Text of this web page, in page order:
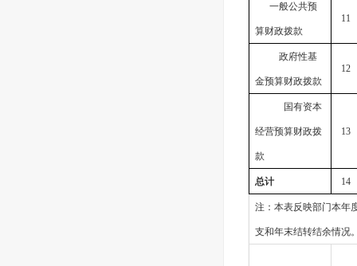
一般公共预
算财政拨款
11
政府性基
金预算财政拨款
12
国有资本
经营预算财政拨
款
13
总计 14
注：本表反映部门本年
支和年末结转结余情况